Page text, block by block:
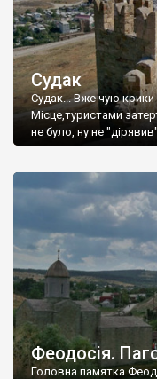
Судак
Судак... Вже чую
Місце,туристами
не було, ну не
Феодосія.
Головна памятка